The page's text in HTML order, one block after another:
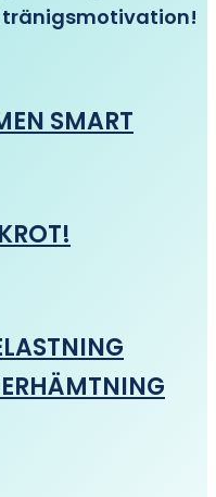
tränigsmotivation!
SMART